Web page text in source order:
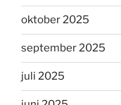
oktober 2025
september 2025
juli 2025